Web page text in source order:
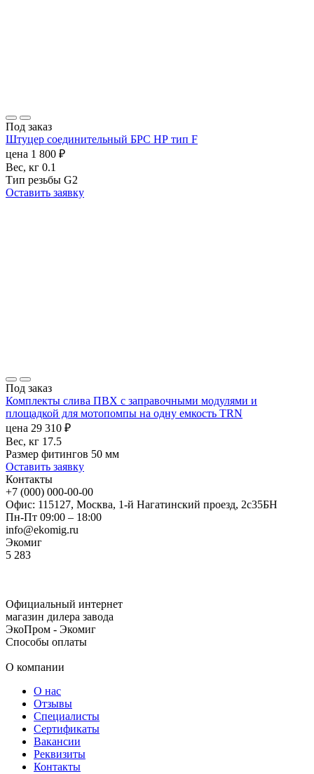
Под заказ
Штуцер соединительный БРС НР тип F
цена 1 800 ₽
Вес, кг 0.1
Тип резьбы G2
Оставить заявку
Под заказ
Комплекты слива ПВХ с заправочными модулями и
площадкой для мотопомпы на одну емкость TRN
цена 29 310 ₽
Вес, кг 17.5
Размер фитингов 50 мм
Оставить заявку
Контакты
+7 (000) 000-00-00
Офис: 115127, Москва, 1-й Нагатинский проезд, 2с35БН
Пн-Пт 09:00 – 18:00
info@ekomig.ru
Экомиг
5 283
Официальный интернет
магазин дилера завода
ЭкоПром - Экомиг
Способы оплаты
О компании
О нас
Отзывы
Специалисты
Сертификаты
Вакансии
Реквизиты
Контакты